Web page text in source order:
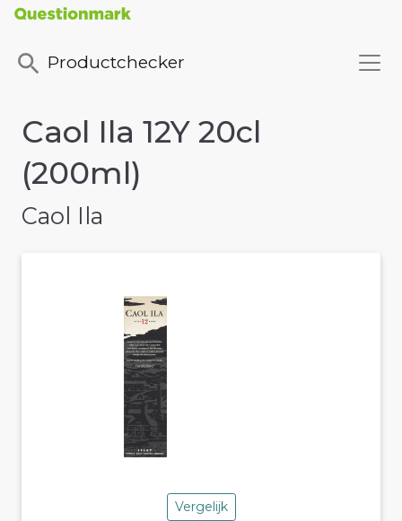
Productchecker
Caol Ila 12Y 20cl
(200ml)
Caol Ila
Vergelijk